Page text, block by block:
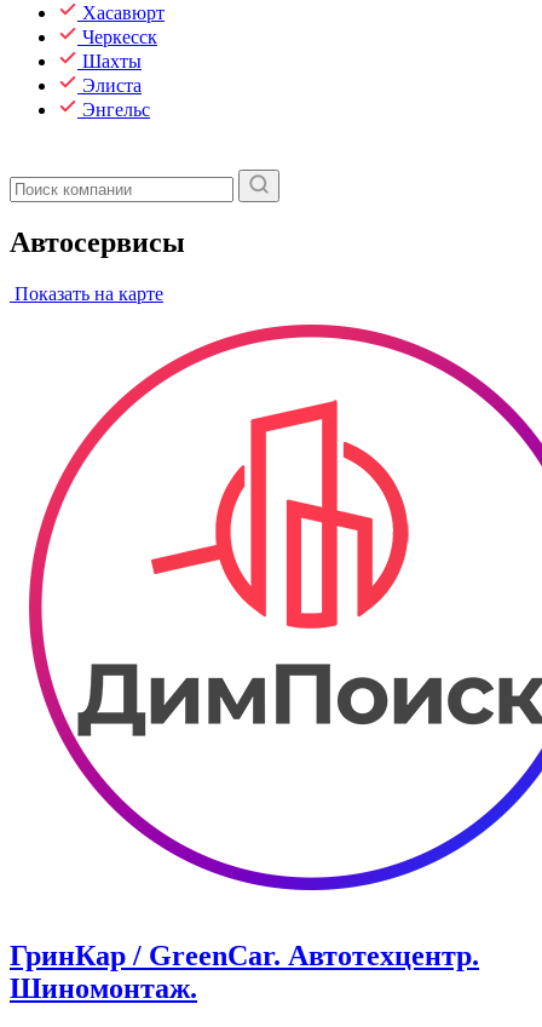
Хасавюрт
Черкесск
Шахты
Элиста
Энгельс
Автосервисы
Показать на карте
ГринКар / GreenCar. Автотехцентр.
Шиномонтаж.